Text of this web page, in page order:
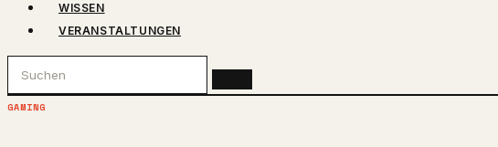
WISSEN
VERANSTALTUNGEN
GAMING